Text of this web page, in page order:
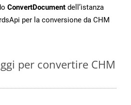
ConvertDocument dell’istanza
per la conversione da CHM
per convertire CHM